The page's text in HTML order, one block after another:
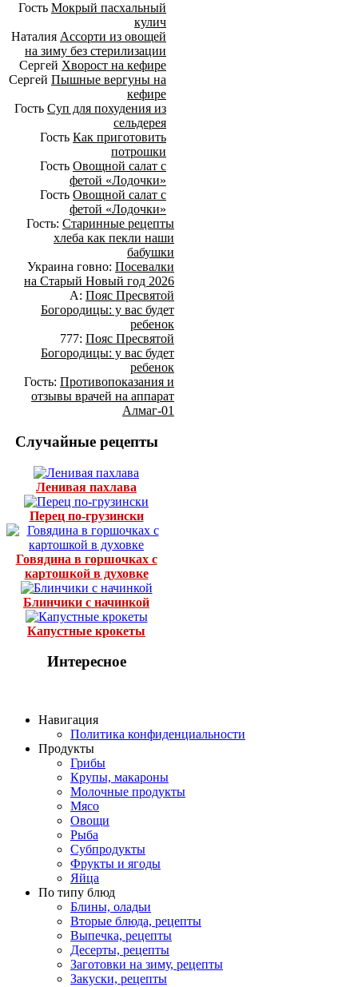
Гость Мокрый пасхальный
кулич
Наталия Ассорти из овощей
на зиму без стерилизации
Сергей Хворост на кефире
Сергей Пышные вергуны на
кефире
Гость Суп для похудения из
сельдерея
Гость Как приготовить
потрошки
Гость Овощной салат с
фетой «Лодочки»
Гость Овощной салат с
фетой «Лодочки»
Гость: Старинные рецепты
хлеба как пекли наши
бабушки
Украина говно: Посевалки
на Старый Новый год 2026
А: Пояс Пресвятой
Богородицы: у вас будет
ребенок
777: Пояс Пресвятой
Богородицы: у вас будет
ребенок
Гость: Противопоказания и
отзывы врачей на аппарат
Алмаг-01
Случайные рецепты
Ленивая пахлава
Перец по-грузински
Говядина в горшочках с
картошкой в духовке
Блинчики с начинкой
Капустные крокеты
Интересное
Навигация
Политика конфиденциальности
Продукты
Грибы
Крупы, макароны
Молочные продукты
Мясо
Овощи
Рыба
Субпродукты
Фрукты и ягоды
Яйца
По типу блюд
Блины, оладьи
Вторые блюда, рецепты
Выпечка, рецепты
Десерты, рецепты
Заготовки на зиму, рецепты
Закуски, рецепты